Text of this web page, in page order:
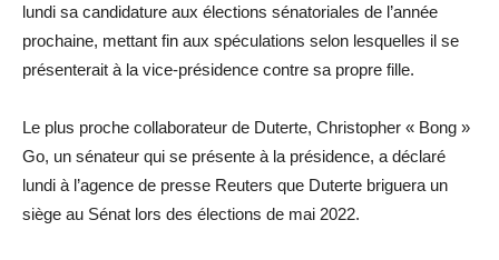
lundi sa candidature aux élections sénatoriales de l’année
prochaine, mettant fin aux spéculations selon lesquelles il se
présenterait à la vice-présidence contre sa propre fille.
Le plus proche collaborateur de Duterte, Christopher « Bong »
Go, un sénateur qui se présente à la présidence, a déclaré
lundi à l’agence de presse Reuters que Duterte briguera un
siège au Sénat lors des élections de mai 2022.